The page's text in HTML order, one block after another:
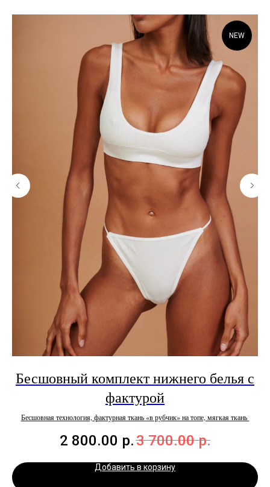
NEW
Бесшовный комплект нижнего белья с
фактурой
Бесшовная технология, фактурная ткань «в рубчик» на топе, мягкая ткань
2 800.00 р.3 700.00 р.
Добавить в корзину